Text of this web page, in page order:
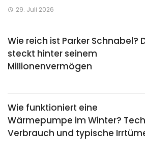
29. Juli 2026
Wie reich ist Parker Schnabel?
steckt hinter seinem
Millionenvermögen
Wie funktioniert eine
Wärmepumpe im Winter?
Verbrauch und typische